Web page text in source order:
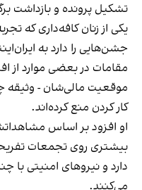
تشکیل پرونده و بازداشت
یکی از زنان کافه‌داری که
جشن‌هایی را دارد به
مقامات در بعضی موارد از
موقعیت مالی‌شان - وثیقه
کار کردن منع کرده‌اند.
او افزود بر اساس
بیشتری روی تجمعات
دارد و نیروهای امنیتی با